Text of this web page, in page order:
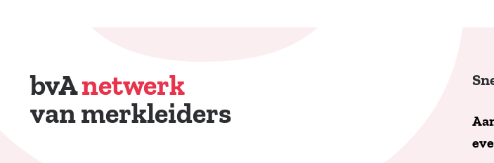
bvAnetwerk
van merkleiders